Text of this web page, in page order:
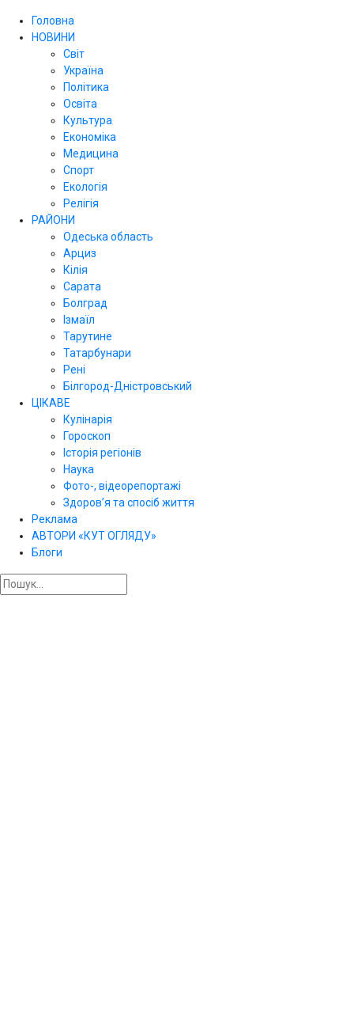
Головна
НОВИНИ
Світ
Україна
Політика
Освіта
Культура
Економіка
Медицина
Спорт
Екологія
Релігія
РАЙОНИ
Одеська область
Арциз
Кілія
Сарата
Болград
Ізмаїл
Тарутине
Татарбунари
Рені
Білгород-Дністровський
ЦІКАВЕ
Кулінарія
Гороскоп
Історія регіонів
Наука
Фото-, відеорепортажі
Здоров’я та спосіб життя
Реклама
АВТОРИ «КУТ ОГЛЯДУ»
Блоги